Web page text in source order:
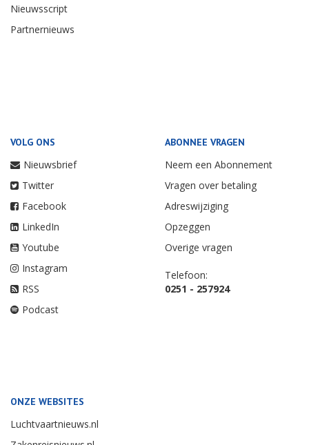
Nieuwsscript
Partnernieuws
VOLG ONS
Nieuwsbrief
Twitter
Facebook
LinkedIn
Youtube
Instagram
RSS
Podcast
ABONNEE VRAGEN
Neem een Abonnement
Vragen over betaling
Adreswijziging
Opzeggen
Overige vragen
Telefoon:
0251 - 257924
ONZE WEBSITES
Luchtvaartnieuws.nl